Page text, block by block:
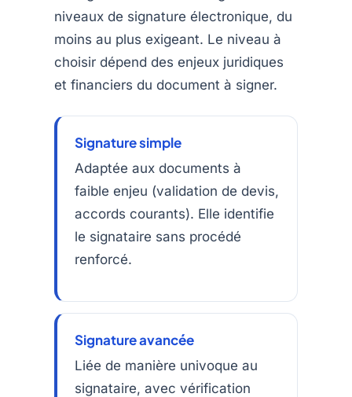
niveaux de signature électronique, du
moins au plus exigeant. Le niveau à
choisir dépend des enjeux juridiques
et financiers du document à signer.
Signature simple
Adaptée aux documents à
faible enjeu (validation de devis,
accords courants). Elle identifie
le signataire sans procédé
renforcé.
Signature avancée
Liée de manière univoque au
signataire, avec vérification